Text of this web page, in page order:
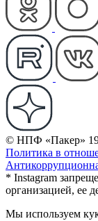
© НПФ «Пакер»
Политика в
* Instagram
организацией, ее
Мы используем